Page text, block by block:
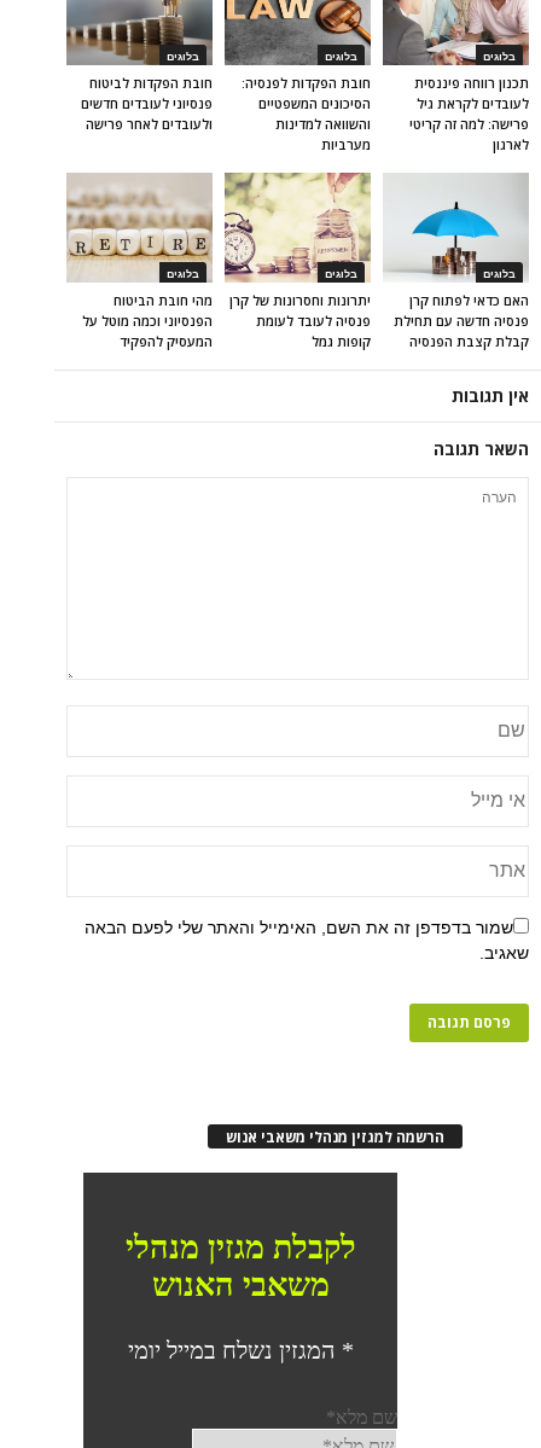
בלוגים
חובת הפקדות לביטוח
פנסיוני לעובדים חדשים
ולעובדים לאחר פרישה
בלוגים
חובת הפקדות לפנסיה:
הסיכונים המשפטיים
והשוואה למדינות
מערביות
בלוגים
תכנון רווחה פיננסית
לעובדים לקראת גיל
פרישה: למה זה קריטי
לארגון
בלוגים
מהי חובת הביטוח
הפנסיוני וכמה מוטל על
המעסיק להפקיד
בלוגים
יתרונות וחסרונות של קרן
פנסיה לעובד לעומת
קופות גמל
בלוגים
האם כדאי לפתוח קרן
פנסיה חדשה עם תחילת
קבלת קצבת הפנסיה
אין תגובות
השאר תגובה
שמור בדפדפן זה את השם, האימייל והאתר שלי לפעם הבאה
שאגיב.
הרשמה למגזין מנהלי משאבי אנוש